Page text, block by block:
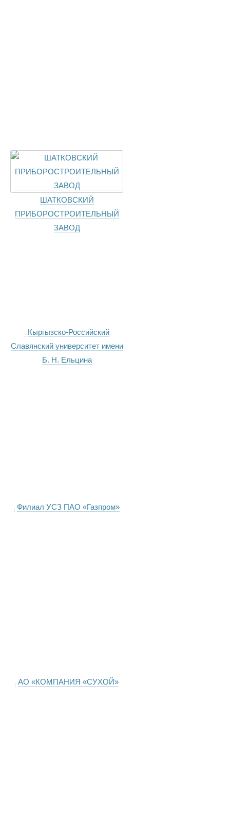
ШАТКОВСКИЙ
ПРИБОРОСТРОИТЕЛЬНЫЙ
ЗАВОД
Кыргызско-Российский
Славянский университет имени
Б. Н. Ельцина
Филиал УСЗ ПАО «Газпром»
АО «КОМПАНИЯ «СУХОЙ»